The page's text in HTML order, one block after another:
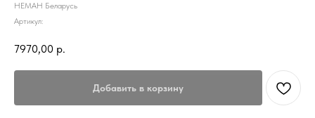
НЕМАН Беларусь
Артикул:
7970,00 р.
Добавить в корзину